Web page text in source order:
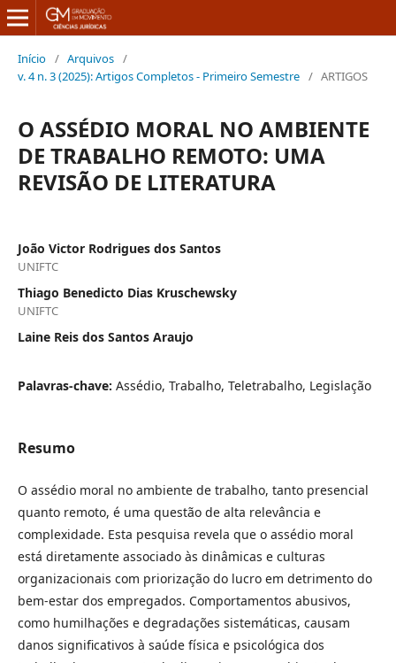
Início / Arquivos /
v. 4 n. 3 (2025): Artigos Completos - Primeiro Semestre / ARTIGOS
O ASSÉDIO MORAL NO AMBIENTE
DE TRABALHO REMOTO: UMA
REVISÃO DE LITERATURA
João Victor Rodrigues dos Santos
UNIFTC
Thiago Benedicto Dias Kruschewsky
UNIFTC
Laine Reis dos Santos Araujo
Palavras-chave: Assédio, Trabalho, Teletrabalho, Legislação
Resumo
O assédio moral no ambiente de trabalho, tanto presencial
quanto remoto, é uma questão de alta relevância e
complexidade. Esta pesquisa revela que o assédio moral
está diretamente associado às dinâmicas e culturas
organizacionais com priorização do lucro em detrimento do
bem-estar dos empregados. Comportamentos abusivos,
como humilhações e degradações sistemáticas, causam
danos significativos à saúde física e psicológica dos